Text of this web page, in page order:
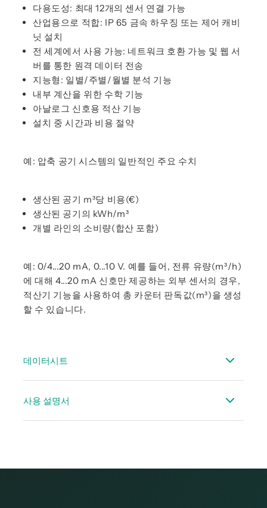
다용도성: 최대 12개의 센서 연결 가능
산업용으로 적합: IP 65 금속 하우징 또는 제어 캐비
닛 설치
전 세계에서 사용 가능: 네트워크 호환 가능 및 웹 서
버를 통한 원격 데이터 전송
지능형: 일별/주별/월별 분석 기능
내부 계산을 위한 수학 기능
아날로그 신호용 적산 기능
설치 중 시간과 비용 절약
예: 압축 공기 시스템의 일반적인 주요 수치
생산된 공기 m³당 비용(€)
생산된 공기의 kWh/m³
개별 라인의 소비량(합산 포함)
예: 0/4...20 mA, 0...10 V. 예를 들어, 전류 유량(m³/h)
에 대해 4...20 mA 신호만 제공하는 외부 센서의 경우,
적산기 기능을 사용하여 총 카운터 판독값(m³)을 생성
할 수 있습니다.
데이터시트
사용 설명서